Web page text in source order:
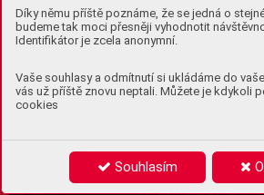
Díky němu příště poznáme, že se jedná o
budeme tak moci přesněji vyhodnotit
Identifikátor je zcela anonymní.
Vaše souhlasy a odmítnutí si ukládáme do
vás už příště znovu neptali. Můžete je kdykoli
cookies
Souhlasím
tický příběh Ištařin y án
a zázračné znovuzrození antick
STAROVĚK
Ukradený
poklad Bab